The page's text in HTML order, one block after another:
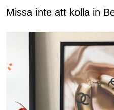
Missa inte att kolla in